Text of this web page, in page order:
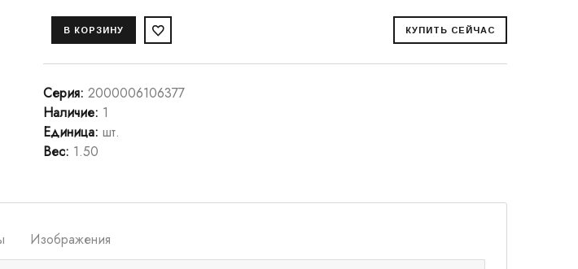
Серия: 2000006106377
Наличие: 1
Единица: шт.
Вес: 1.50
Изображения